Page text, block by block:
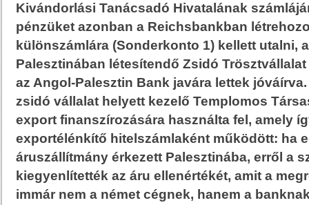
Kivándorlási Tanácsadó Hivatalának
pénzüket azonban a Reichsbankban
különszámlára (Sonderkonto 1) kellett utalni,
Palesztinában létesítendő Zsidó
az Angol-Palesztin Bank javára lettek
zsidó vállalat helyett kezelő Templomos
export finanszírozására használta fel, amely
exportélénkítő hitelszámlaként működött: ha
áruszállítmány érkezett Palesztinába, erről a
kiegyenlítették az áru ellenértékét, amit a
immár nem a német cégnek, hanem a